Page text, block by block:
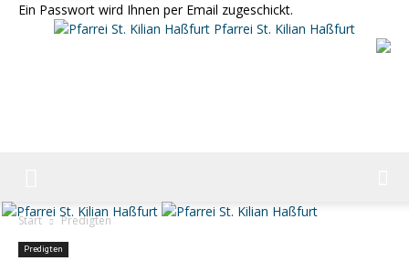
Ein Passwort wird Ihnen per Email zugeschickt.
Pfarrei St. Kilian Haßfurt
Start Predigten
Predigten